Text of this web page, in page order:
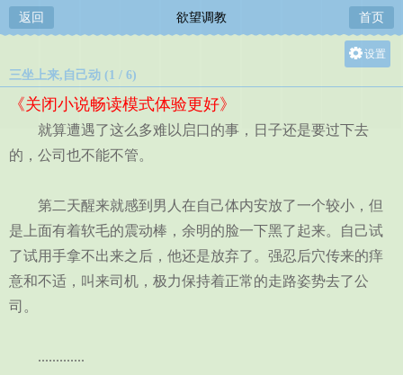
返回 欲望调教 首页
设置
中
三坐上来,自己动 (1 / 6)
《关闭小说畅读模式体验更好》
就算遭遇了这么多难以启口的事，日子还是要过下去
的，公司也不能不管。
第二天醒来就感到男人在自己体内安放了一个较小，但
是上面有着软毛的震动棒，余明的脸一下黑了起来。自己试
了试用手拿不出来之后，他还是放弃了。强忍后穴传来的痒
意和不适，叫来司机，极力保持着正常的走路姿势去了公
司。
.............